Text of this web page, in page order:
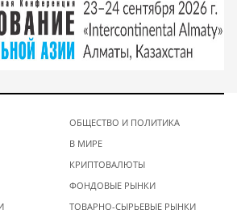
ОБЩЕСТВО И ПОЛИТИКА
В МИРЕ
КРИПТОВАЛЮТЫ
ФОНДОВЫЕ РЫНКИ
ТОВАРНО-СЫРЬЕВЫЕ РЫНКИ